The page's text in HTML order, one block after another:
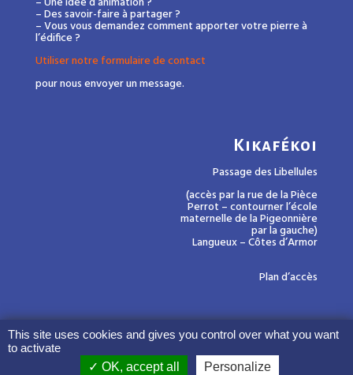
– Des savoir-faire à partager ?
– Vous vous demandez comment apporter votre pierre à
l’édifice ?
Utiliser notre formulaire de contact
pour nous envoyer un message.
Kikafékoi
Passage des Libellules
(accès par la rue de la Pièce
Perrot – contourner l’école
maternelle de la Pigeonnière
par la gauche)
Langueux – Côtes d’Armor
Plan d’accès
This site uses cookies and gives you control over what you want
to activate
OK, accept all
Personalize